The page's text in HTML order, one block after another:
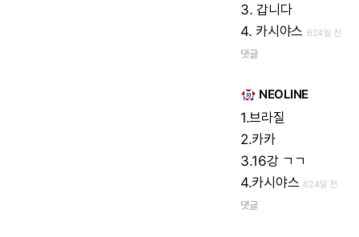
3.갑니다
4. 카시야스 624일 전
댓글
NEOLINE
1.브라질
2.카카
3.16강 ㄱㄱ
4.카시야스 624일 전
댓글